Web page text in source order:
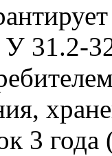
31.2-
3 года